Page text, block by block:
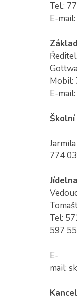
Tel.:
E-
Mobil:
E-mail:
Školní
774
Jídelna
Tel:
597
E-
mail: